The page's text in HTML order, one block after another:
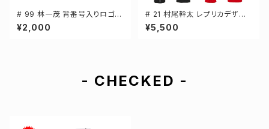
# 99 林一茂 背番号入りロゴ
キャンバスサコッシュ 選手還元
2カラー 001461
¥2,000
# 21 村尾幹太 レプリカデザイ
ン 3カラー 選手還元 ベースボ
ールシャツ S-XXLサイズ 5982
¥5,500
- CHECKED -